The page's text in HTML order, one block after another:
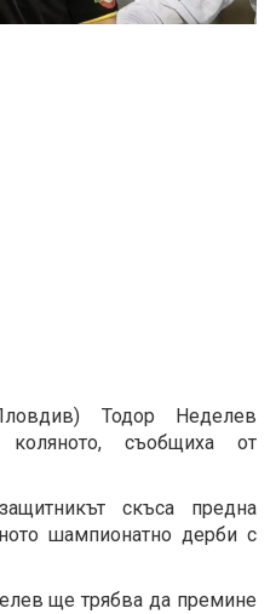
Тодор Неделев
съобщиха от
скъса предна
шампионатно дерби с
ще трябва да премине